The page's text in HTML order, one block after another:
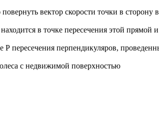
вектор скорости точки в сторону
в точке пересечения этой прямой
пересечения перпендикуляров,
с недвижимой поверхностью